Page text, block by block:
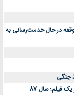
در حال خدمت‌رسانی به
جنگی
فیلم؛ سال 87